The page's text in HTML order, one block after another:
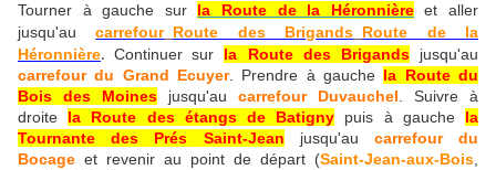
Tourner à gauche sur la Route de la Héronnière
et aller
jusqu'aucarrefour_Route des Brigands_Route de la
Héronnière.Continuer sur la Route des Brigandsjusqu'au
carrefour du Grand Ecuyer. Prendre à gauche la Route du
Bois des Moines jusqu'au carrefour Duvauchel . Suivre à
droite la Route des étangs de Batigny puis à gauche la
Tournante des Prés Saint-Jean jusqu'au carrefour du
Bocage et revenir au point de départ (Saint-Jean-aux-Bois